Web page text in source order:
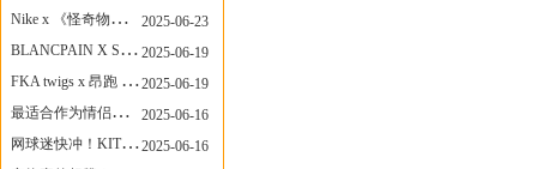
Nike x 《怪奇物语》联名回归，终于轮到这双热门款了！
2025-06-23
BLANCPAIN X SWATCH联名款 BIOCERAMIC SCUBA FIFTY FATHOMS 系列推出全新 GREEN ABYSS（碧波洋）腕表
2025-06-19
FKA twigs x 昂跑 联名来了，这三双 Cloud X 你选哪一双？
2025-06-19
最适合作为情侣鞋的New Balance 1906 Loafer出现了！
2025-06-16
网球迷快冲！KITH x Wilson 限量球拍太会设计了
2025-06-16